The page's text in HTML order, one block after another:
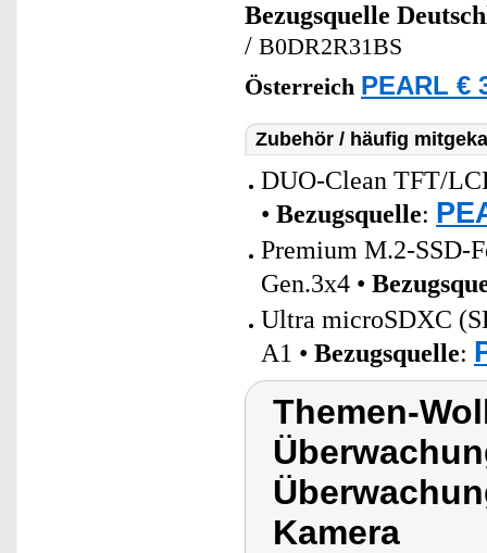
Bezugsquelle
/ B0DR2R31BS
Österreich PEARL €
Zubehör / häufig
DUO-Clean TFT/
• Bezugsquelle:
Premium M.2-SSD-
Gen.3x4 •
Ultra microSDXC
A1 • Bezugsquelle:
Themen-
Kamera